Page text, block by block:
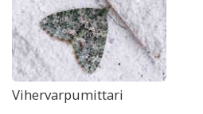
Vihervarpumittari